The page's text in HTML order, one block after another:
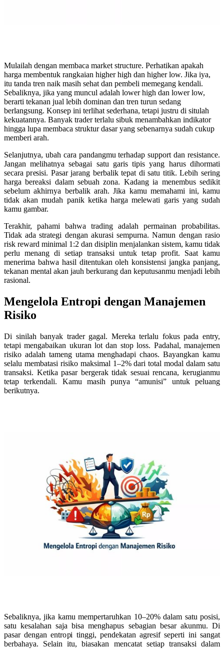
Mulailah dengan membaca market structure. Perhatikan apakah
harga membentuk rangkaian higher high dan higher low. Jika iya,
itu tanda tren naik masih sehat dan pembeli memegang kendali.
Sebaliknya, jika yang muncul adalah lower high dan lower low,
berarti tekanan jual lebih dominan dan tren turun sedang
berlangsung. Konsep ini terlihat sederhana, tetapi justru di situlah
kekuatannya. Banyak trader terlalu sibuk menambahkan indikator
hingga lupa membaca struktur dasar yang sebenarnya sudah cukup
memberi arah.
Selanjutnya, ubah cara pandangmu terhadap support dan resistance.
Jangan melihatnya sebagai satu garis tipis yang harus dihormati
secara presisi. Pasar jarang berbalik tepat di satu titik. Lebih sering
harga bereaksi dalam sebuah zona. Kadang ia menembus sedikit
sebelum akhirnya berbalik arah. Jika kamu memahami ini, kamu
tidak akan mudah panik ketika harga melewati garis yang sudah
kamu gambar.
Terakhir, pahami bahwa trading adalah permainan probabilitas.
Tidak ada strategi dengan akurasi sempurna. Namun dengan rasio
risk reward minimal 1:2 dan disiplin menjalankan sistem, kamu tidak
perlu menang di setiap transaksi untuk tetap profit. Saat kamu
menerima bahwa hasil ditentukan oleh konsistensi jangka panjang,
tekanan mental akan jauh berkurang dan keputusanmu menjadi lebih
rasional.
Mengelola Entropi dengan Manajemen
Risiko
Di sinilah banyak trader gagal. Mereka terlalu fokus pada entry,
tetapi mengabaikan ukuran lot dan stop loss. Padahal, manajemen
risiko adalah tameng utama menghadapi chaos. Bayangkan kamu
selalu membatasi risiko maksimal 1–2% dari total modal dalam satu
transaksi. Ketika pasar bergerak tidak sesuai rencana, kerugianmu
tetap terkendali. Kamu masih punya “amunisi” untuk peluang
berikutnya.
Sebaliknya, jika kamu mempertaruhkan 10–20% dalam satu posisi,
satu kesalahan saja bisa menghapus sebagian besar akunmu. Di
pasar dengan entropi tinggi, pendekatan agresif seperti ini sangat
berbahaya. Selain itu, biasakan mencatat setiap transaksi dalam